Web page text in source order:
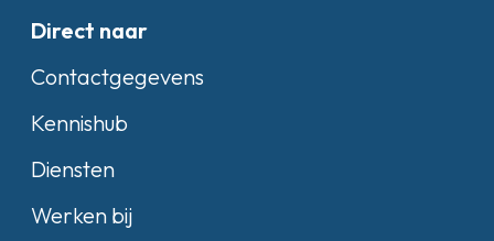
Direct naar
Contactgegevens
Kennishub
Diensten
Werken bij